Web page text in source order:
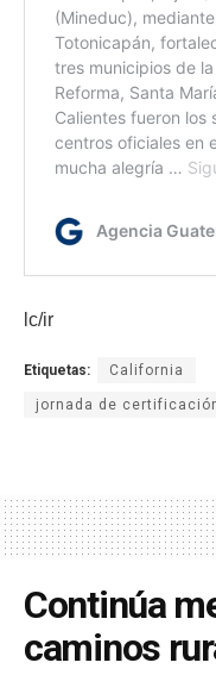
lc/ir
Etiquetas: California
jornada de
Continúa
caminos